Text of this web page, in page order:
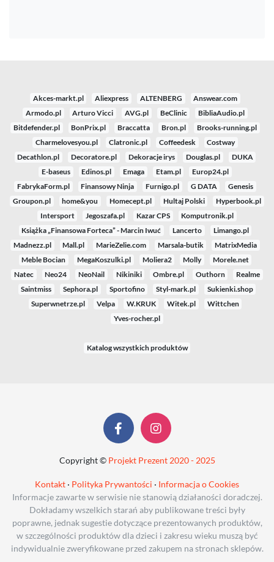
Akces-markt.pl Aliexpress ALTENBERG
Answear.com
Armodo.pl
Arturo Vicci AVG.pl BeClinic
BibliaAudio.pl
Bitdefender.pl
BonPrix.pl Braccatta Bron.pl
Brooks-running.pl
Charmelovesyou.pl
Clatronic.pl Coffeedesk
Costway
Decathlon.pl
Decoratore.pl Dekoracje irys Douglas.pl
DUKA
E-baseus
Edinos.pl Emaga Etam.pl
Europ24.pl
FabrykaForm.pl
Finansowy Ninja Furnigo.pl G DATA
Genesis
Groupon.pl
home&you Homecept.pl Hultaj Polski
Hyperbook.pl
Intersport
Jegoszafa.pl Kazar CPS
Komputronik.pl
Książka „Finansowa Forteca” - Marcin Iwuć
Lancerto
Limango.pl
Madnezz.pl
Mall.pl MarieZelie.com Marsala-butik
MatrixMedia
Meble Bocian
MegaKoszulki.pl Moliera2 Molly
Morele.net
Natec
Neo24 NeoNail Nikiniki Ombre.pl Outhorn
Realme
Saintmiss
Sephora.pl Sportofino Styl-mark.pl
Sukienki.shop
Superwnetrze.pl
Velpa W.KRUK Witek.pl
Wittchen
Yves-rocher.pl
Katalog wszystkich produktów
Copyright © Projekt Prezent 2020 - 2025
Kontakt · Polityka Prywantości · Informacja o Cookies
Informacje zawarte w serwisie nie stanowią działaności doradczej.
Dokładamy wszelkich starań aby publikowane treści były
poprawne, jednak sugestie dotyczące prezentowanych produktów,
w szczególności produktów dla dzieci i zakresu wieku muszą być
indywidualnie zweryfikowane przed zakupem na stronach sklepów.